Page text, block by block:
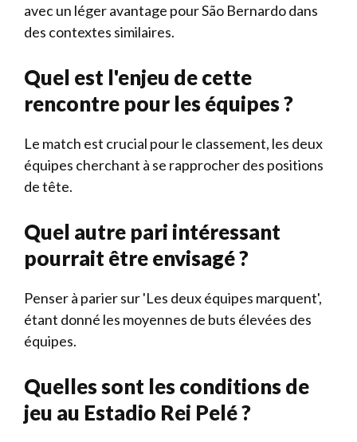
avec un léger avantage pour São Bernardo dans
des contextes similaires.
Quel est l'enjeu de cette
rencontre pour les équipes ?
Le match est crucial pour le classement, les deux
équipes cherchant à se rapprocher des positions
de tête.
Quel autre pari intéressant
pourrait être envisagé ?
Penser à parier sur 'Les deux équipes marquent',
étant donné les moyennes de buts élevées des
équipes.
Quelles sont les conditions de
jeu au Estadio Rei Pelé ?